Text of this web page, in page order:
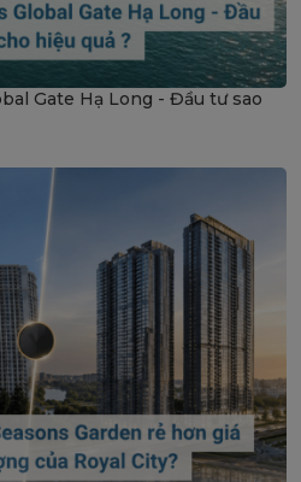
Gate Hạ Long - Đầu tư sao